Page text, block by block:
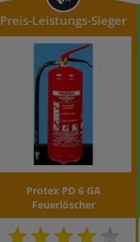
Preis-Leistungs-Sieger
Protex PD 6 GA
Feuerlöscher